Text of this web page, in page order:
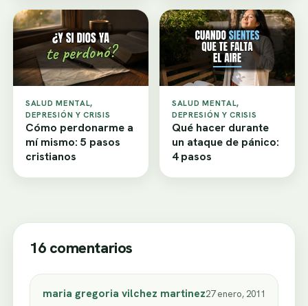
SALUD MENTAL,
DEPRESIÓN Y CRISIS
Cómo perdonarme a
mí mismo: 5 pasos
cristianos
SALUD MENTAL,
DEPRESIÓN Y CRISIS
Qué hacer durante
un ataque de pánico:
4 pasos
16 comentarios
maria gregoria vilchez martinez27 enero, 2011